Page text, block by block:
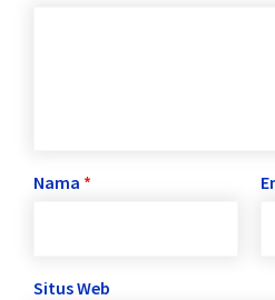
Nama *
Situs Web